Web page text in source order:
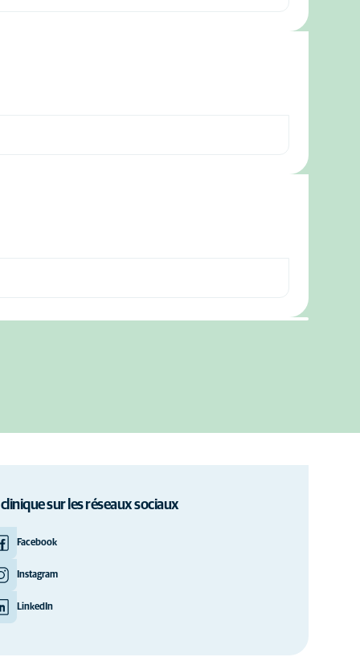
clinique sur les réseaux sociaux
Facebook
Instagram
LinkedIn